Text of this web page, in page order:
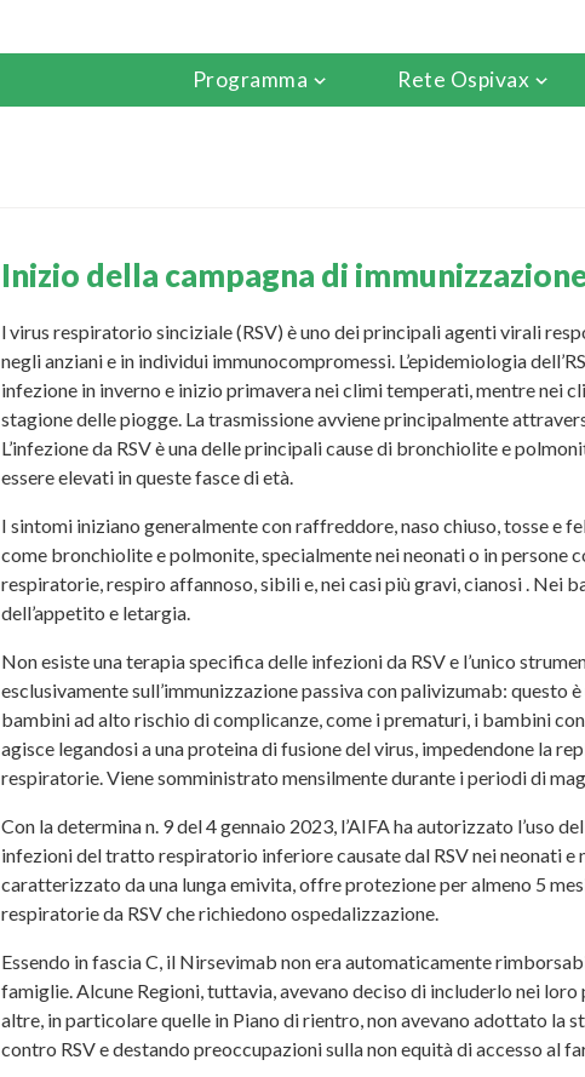
Programma Rete Ospivax
Inizio della campagna di
l virus respiratorio sinciziale (RSV) è uno dei principali agenti virali
negli anziani e in individui immunocompromessi. L’epidemiologia
infezione in inverno e inizio primavera nei climi temperati, mentre nei
stagione delle piogge. La trasmissione avviene principalmente
L’infezione da RSV è una delle principali cause di bronchiolite e
essere elevati in queste fasce di età.
I sintomi iniziano generalmente con raffreddore, naso chiuso, tosse e
come bronchiolite e polmonite, specialmente nei neonati o in
respiratorie, respiro affannoso, sibili e, nei casi più gravi, cianosi .
dell’appetito e letargia.
Non esiste una terapia specifica delle infezioni da RSV e l’unico
esclusivamente sull’immunizzazione passiva con palivizumab:
bambini ad alto rischio di complicanze, come i prematuri, i bambini
agisce legandosi a una proteina di fusione del virus, impedendone la
respiratorie. Viene somministrato mensilmente durante i periodi di
Con la determina n. 9 del 4 gennaio 2023, l’AIFA ha autorizzato l’uso
infezioni del tratto respiratorio inferiore causate dal RSV nei neonati
caratterizzato da una lunga emivita, offre protezione per almeno 5
respiratorie da RSV che richiedono ospedalizzazione.
Essendo in fascia C, il Nirsevimab non era automaticamente
famiglie. Alcune Regioni, tuttavia, avevano deciso di includerlo nei
altre, in particolare quelle in Piano di rientro, non avevano adottato la
contro RSV e destando preoccupazioni sulla non equità di accesso al